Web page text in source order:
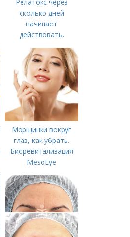
Релатокс через
сколько дней
начинает
действовать.
«Ботоксом»
Морщинки вокруг
глаз, как убрать.
Биоревитализация
MesoEye